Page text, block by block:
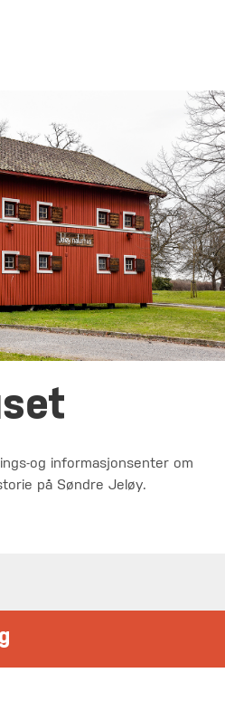
og informasjonsenter om
på Søndre Jeløy.